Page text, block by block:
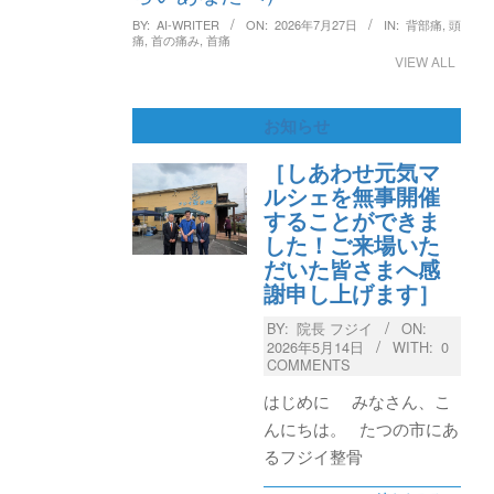
BY: AI-WRITER ON: 2026年7月27日 IN: 背部痛 頭
痛 首の痛み, 首痛
VIEW ALL
お知らせ
［しあわせ元気マ
ルシェを無事開催
することができま
した！ご来場いた
だいた皆さまへ感
謝申し上げます］
BY: 院長 フジイ
ON:
2026年5月14日
WITH: 0
COMMENTS
はじめに みなさん、こ
んにちは。 たつの市にあ
るフジイ整骨